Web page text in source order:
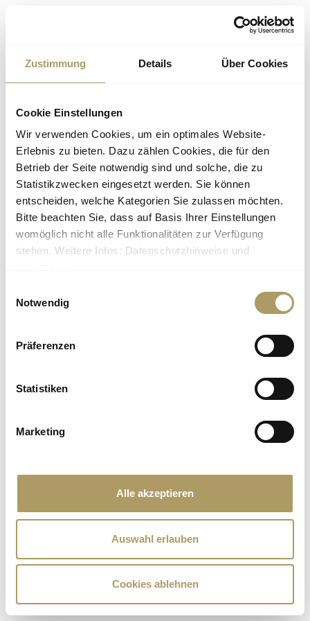
Zustimmung Details Über Cookies
Cookie Einstellungen
Wir verwenden Cookies, um ein optimales Website-
Erlebnis zu bieten. Dazu zählen Cookies, die für den
Betrieb der Seite notwendig sind und solche, die zu
Statistikzwecken eingesetzt werden. Sie können
entscheiden, welche Kategorien Sie zulassen möchten.
Bitte beachten Sie, dass auf Basis Ihrer Einstellungen
womöglich nicht alle Funktionalitäten zur Verfügung
stehen. Weitere Infos: Datenschutzhinweise und
Notwendig
Präferenzen
Statistiken
Marketing
Alle akzeptieren
Auswahl erlauben
Cookies ablehnen
Something went wrong!